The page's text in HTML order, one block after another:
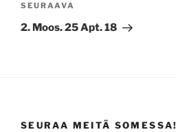
Seuraava
artikkeli
SEURAAVA
2. Moos. 25 Apt. 18
SEURAA MEITÄ SOMESSA!